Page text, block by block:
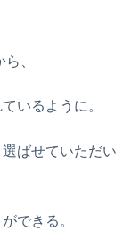
、
いるように。
ばせていただい
できる。